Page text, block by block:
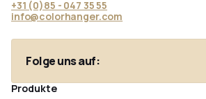
+31 (0)85 - 047 35 55
info@colorhanger.com
Folge uns auf:
Produkte